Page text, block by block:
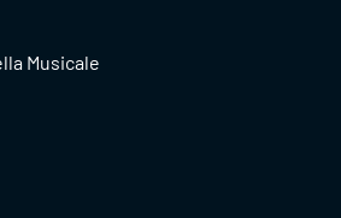
Musicale